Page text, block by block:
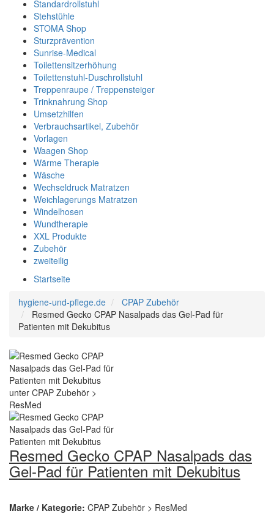
Standardrollstuhl
Stehstühle
STOMA Shop
Sturzprävention
Sunrise-Medical
Toilettensitzerhöhung
Toilettenstuhl-Duschrollstuhl
Treppenraupe / Treppensteiger
Trinknahrung Shop
Umsetzhilfen
Verbrauchsartikel, Zubehör
Vorlagen
Waagen Shop
Wärme Therapie
Wäsche
Wechseldruck Matratzen
Weichlagerungs Matratzen
Windelhosen
Wundtherapie
XXL Produkte
Zubehör
zweiteilig
Startseite
hygiene-und-pflege.de
CPAP Zubehör
Resmed Gecko CPAP Nasalpads das Gel-Pad für
Patienten mit Dekubitus
Resmed Gecko CPAP Nasalpads das
Gel-Pad für Patienten mit Dekubitus
Marke / Kategorie: CPAP Zubehör > ResMed